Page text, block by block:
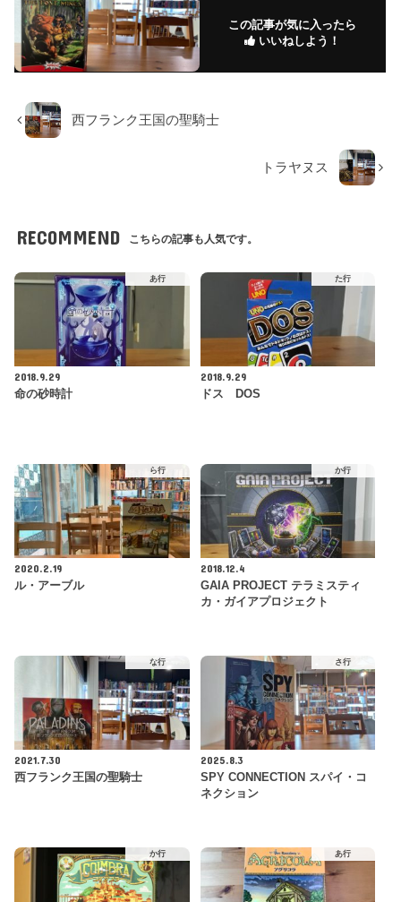
この記事が気に入ったら
いいねしよう！
西フランク王国の聖騎士
トラヤヌス
RECOMMEND こちらの記事も人気です。
あ行
2018.9.29
命の砂時計
た行
2018.9.29
ドス DOS
ら行
2020.2.19
ル・アーブル
か行
2018.12.4
GAIA PROJECT テラミスティ
カ・ガイアプロジェクト
な行
2021.7.30
西フランク王国の聖騎士
さ行
2025.8.3
SPY CONNECTION スパイ・コ
ネクション
か行 あ行